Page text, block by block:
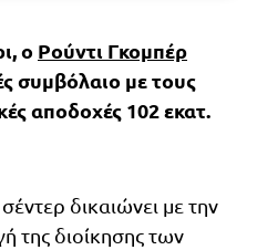
ο Ρούντι Γκομπέρ
συμβόλαιο με τους
αποδοχές 102 εκατ.
δικαιώνει με την
της διοίκησης των